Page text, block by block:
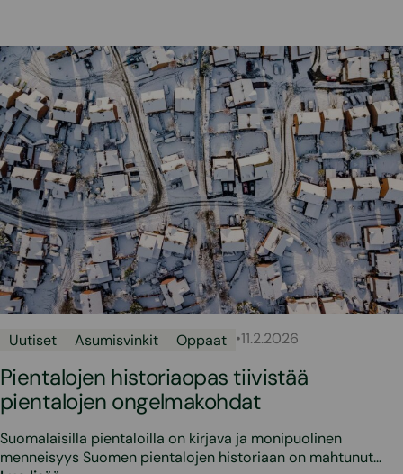
Uutiset Asumisvinkit Oppaat •11.2.2026
Pientalojen historiaopas tiivistää
pientalojen ongelmakohdat
Suomalaisilla pientaloilla on kirjava ja monipuolinen
menneisyys Suomen pientalojen historiaan on mahtunut…